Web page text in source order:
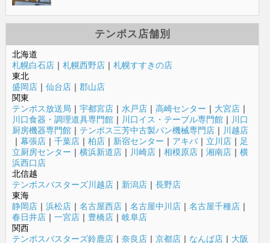
テンポス店舗別
北海道
札幌白石店｜ 札幌西野店｜ 札幌すすきの店
東北
盛岡店｜ 仙台店｜ 郡山店
関東
テンポス放送局 ｜ 宇都宮店｜ 水戸店｜ 高崎センター ｜ 大宮店｜
川口食器・調理道具専門館｜ 川口イス・テーブル専門館｜ 川口
厨房機器専門館｜ テンポス三芳中古製パン機械専門店｜ 川越店
｜ 幕張店｜ 千葉店｜ 柏店｜ 新宿センター ｜ アキバ｜ 立川店｜ 足
立厨房センター ｜ 横浜新道店｜ 川崎店｜ 相模原店｜ 湘南店｜ 横
浜西口店
北信越
テンポスバスターズ川越店｜ 新潟店｜ 長野店
東海
静岡店｜ 浜松店｜ 名古屋西店｜ 名古屋中川店｜ 名古屋千種店｜
春日井店｜ 一宮店｜ 豊橋店｜ 岐阜店
関西
テンポスバスターズ鈴鹿店｜ 奈良店｜ 京都店｜ なんば店｜ 大阪